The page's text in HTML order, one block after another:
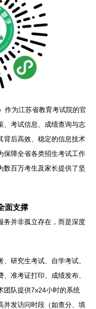
作为江苏省教育考试院的官
、考试信息、成绩查询与志
背后高效、稳定的信息技术
保障全省各类招生考试工作
数百万考生及家长提供了坚
面支撑
务并非孤立存在，而是深度
、研究生考试、自学考试、
准考证打印、成绩发布、
团队提供7x24小时的系统
并发访问时段（如查分、填